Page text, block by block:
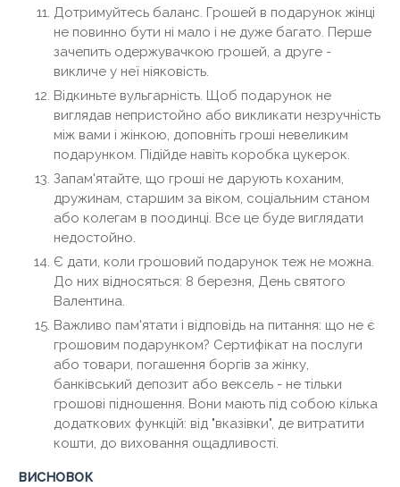
Дотримуйтесь баланс. Грошей в подарунок жінці
не повинно бути ні мало і не дуже багато. Перше
зачепить одержувачкою грошей, а друге -
викличе у неї ніяковість.
Відкиньте вульгарність. Щоб подарунок не
виглядав непристойно або викликати незручність
між вами і жінкою, доповніть гроші невеликим
подарунком. Підійде навіть коробка цукерок.
Запам'ятайте, що гроші не дарують коханим,
дружинам, старшим за віком, соціальним станом
або колегам в поодинці. Все це буде виглядати
недостойно.
Є дати, коли грошовий подарунок теж не можна.
До них відносяться: 8 березня, День святого
Валентина.
Важливо пам'ятати і відповідь на питання: що не є
грошовим подарунком? Сертифікат на послуги
або товари, погашення боргів за жінку,
банківський депозит або вексель - не тільки
грошові підношення. Вони мають під собою кілька
додаткових функцій: від "вказівки", де витратити
кошти, до виховання ощадливості.
висновок